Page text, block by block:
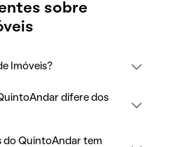
sobre
Imóveis?
difere dos
do QuintoAndar tem